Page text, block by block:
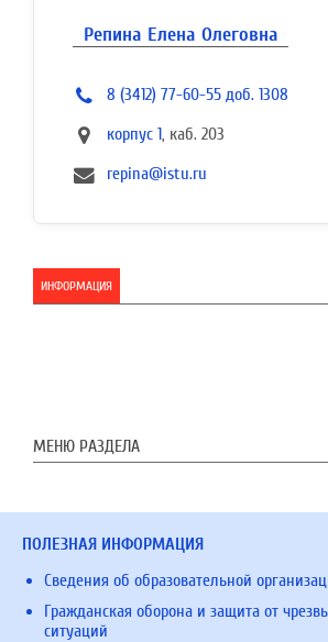
Репина Елена Олеговна
8 (3412) 77-60-55 доб. 1308
корпус 1, каб. 203
repina@istu.ru
ИНФОРМАЦИЯ
МЕНЮ РАЗДЕЛА
ПОЛЕЗНАЯ ИНФОРМАЦИЯ
Сведения об образовательной
Гражданская оборона и защита от
ситуаций